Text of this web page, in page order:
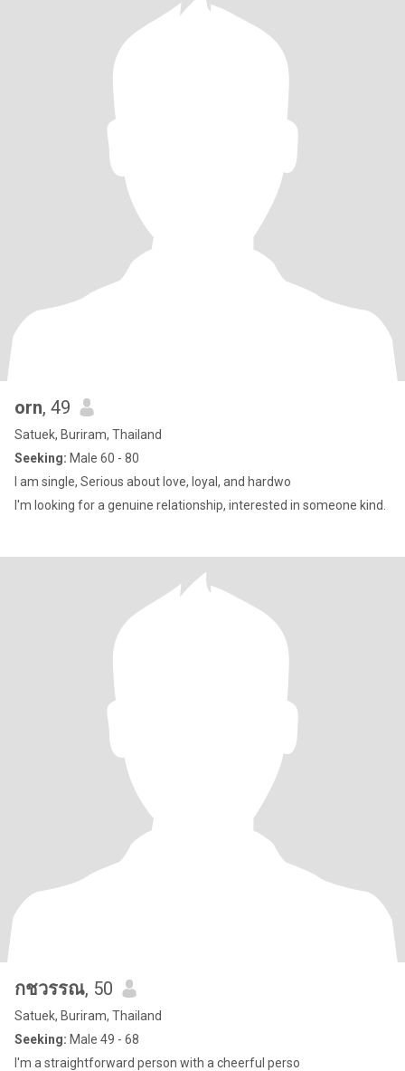
orn, 49
Satuek, Buriram, Thailand
Seeking: Male 60 - 80
I am single, Serious about love, loyal, and hardwo
I'm looking for a genuine relationship, interested in someone kind.
กชวรรณ, 50
Satuek, Buriram, Thailand
Seeking: Male 49 - 68
I'm a straightforward person with a cheerful perso